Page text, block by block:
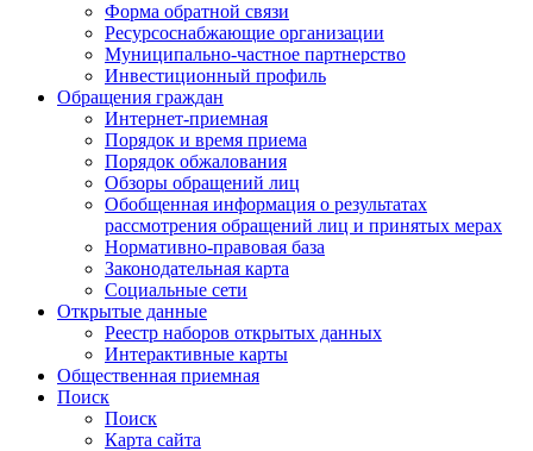
Форма обратной связи
Ресурсоснабжающие организации
Муниципально-частное партнерство
Инвестиционный профиль
Обращения граждан
Интернет-приемная
Порядок и время приема
Порядок обжалования
Обзоры обращений лиц
Обобщенная информация о результатах
рассмотрения обращений лиц и принятых мерах
Нормативно-правовая база
Законодательная карта
Социальные сети
Открытые данные
Реестр наборов открытых данных
Интерактивные карты
Общественная приемная
Поиск
Поиск
Карта сайта